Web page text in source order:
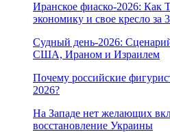
Иранское фиаско-2026: Как
экономику и свое кресло за
Судный день-2026:
США, Ираном и Израилем
Почему российские
2026?
На Западе нет желающих
восстановление Украины